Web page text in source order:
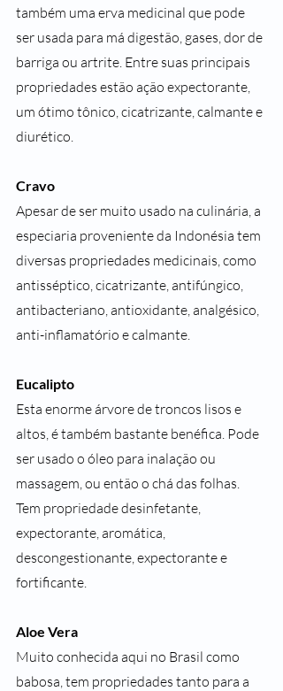
também uma erva medicinal que pode
ser usada para má digestão, gases, dor de
barriga ou artrite. Entre suas principais
propriedades estão ação expectorante,
um ótimo tônico, cicatrizante, calmante e
diurético.
Cravo
Apesar de ser muito usado na culinária, a
especiaria proveniente da Indonésia tem
diversas propriedades medicinais, como
antisséptico, cicatrizante, antifúngico,
antibacteriano, antioxidante, analgésico,
anti-inflamatório e calmante.
Eucalipto
Esta enorme árvore de troncos lisos e
altos, é também bastante benéfica. Pode
ser usado o óleo para inalação ou
massagem, ou então o chá das folhas.
Tem propriedade desinfetante,
expectorante, aromática,
descongestionante, expectorante e
fortificante.
Aloe Vera
Muito conhecida aqui no Brasil como
babosa, tem propriedades tanto para a